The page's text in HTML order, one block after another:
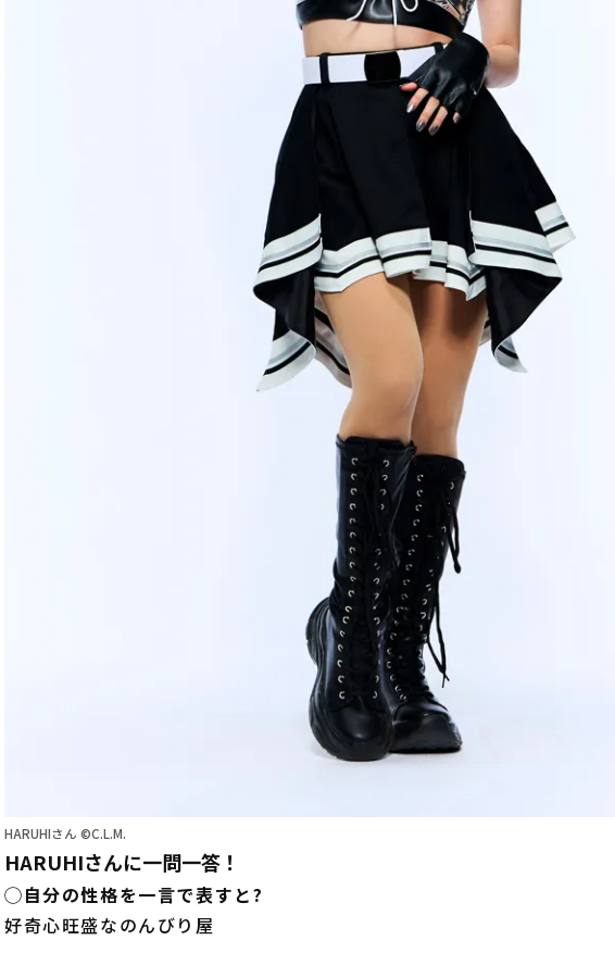
HARUHIさん ©C.L.M.
HARUHIさんに一問一答！
◯自分の性格を一言で表すと?
好奇心旺盛なのんびり屋